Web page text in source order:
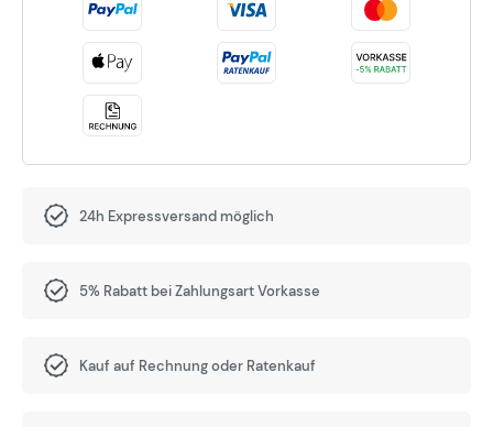
24h Expressversand möglich
5% Rabatt bei Zahlungsart Vorkasse
Kauf auf Rechnung oder Ratenkauf